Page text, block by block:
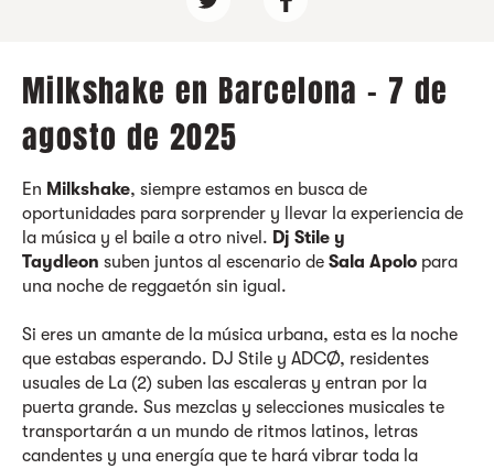
Milkshake en Barcelona - 7 de
agosto de 2025
En Milkshake, siempre estamos en busca de
oportunidades para sorprender y llevar la experiencia de
la música y el baile a otro nivel. Dj Stile y
Taydleon suben juntos al escenario de Sala Apolo para
una noche de reggaetón sin igual.
Si eres un amante de la música urbana, esta es la noche
que estabas esperando. DJ Stile y ADCØ, residentes
usuales de La (2) suben las escaleras y entran por la
puerta grande. Sus mezclas y selecciones musicales te
transportarán a un mundo de ritmos latinos, letras
candentes y una energía que te hará vibrar toda la